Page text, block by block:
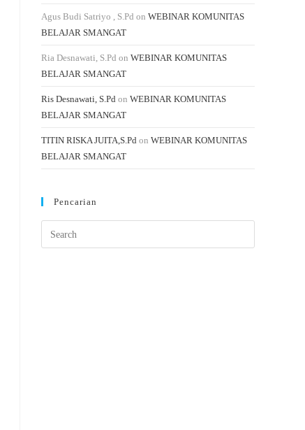
Agus Budi Satriyo , S.Pd on WEBINAR KOMUNITAS
BELAJAR SMANGAT
Ria Desnawati, S.Pd on WEBINAR KOMUNITAS
BELAJAR SMANGAT
Ris Desnawati, S.Pd on WEBINAR KOMUNITAS
BELAJAR SMANGAT
TITIN RISKA JUITA,S.Pd on WEBINAR KOMUNITAS
BELAJAR SMANGAT
Pencarian